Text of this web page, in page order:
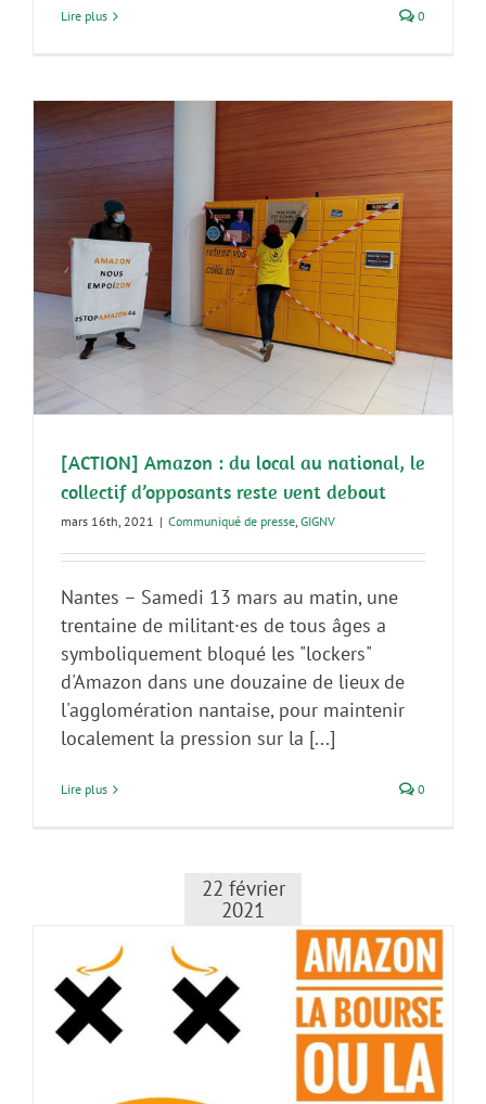
Lire plus 0
[ACTION] Amazon : du local au national, le
collectif d’opposants reste vent debout
mars 16th, 2021 | Communiqué de presse, GIGNV
Nantes – Samedi 13 mars au matin, une
trentaine de militant·es de tous âges a
symboliquement bloqué les "lockers"
d'Amazon dans une douzaine de lieux de
l'agglomération nantaise, pour maintenir
localement la pression sur la [...]
Lire plus 0
22 février
2021